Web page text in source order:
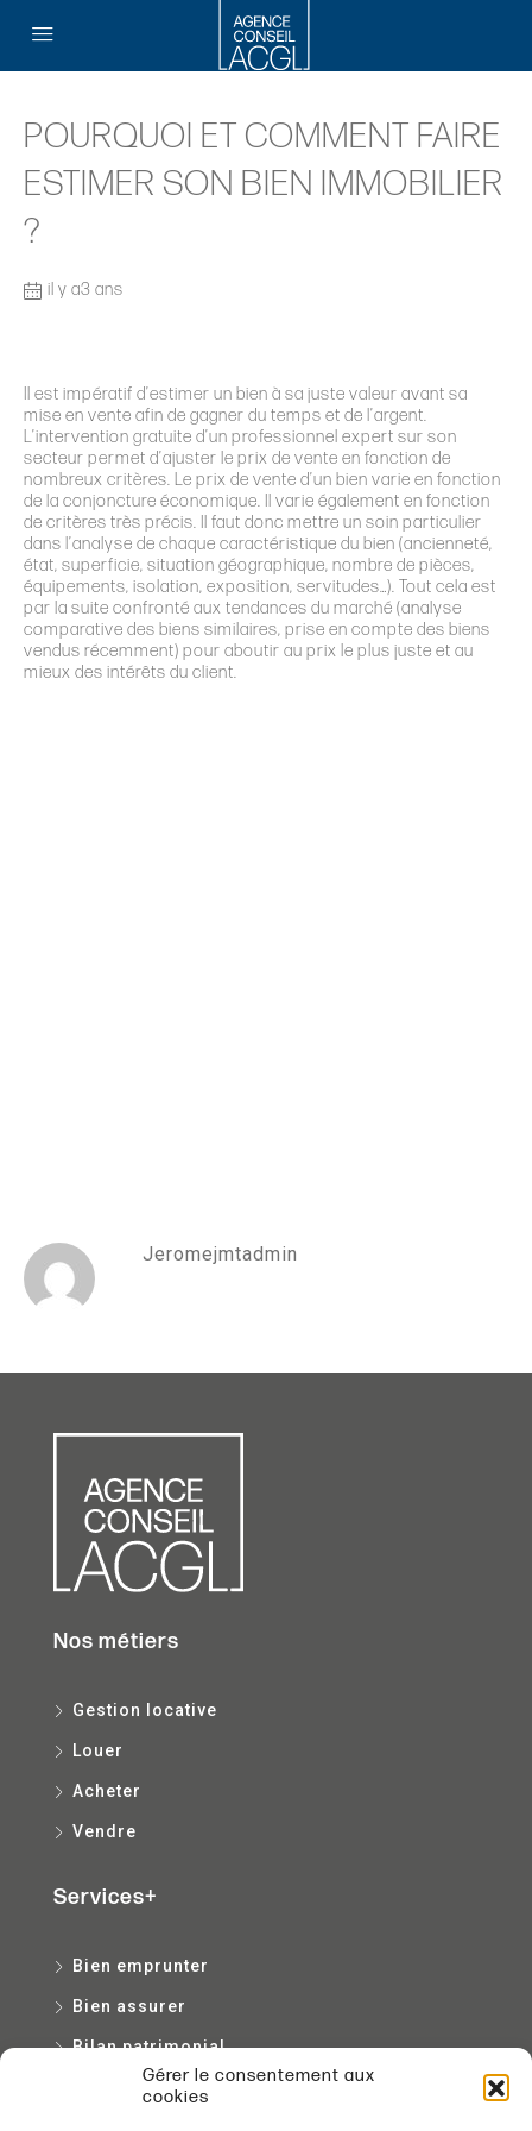
Gérer le consentement aux
cookies
POURQUOI ET COMMENT FAIRE
ESTIMER SON BIEN IMMOBILIER
?
il y a3 ans
Il est impératif d’estimer un bien à sa juste valeur avant sa
mise en vente afin de gagner du temps et de l’argent.
L’intervention gratuite d’un professionnel expert sur son
secteur permet d’ajuster le prix de vente en fonction de
nombreux critères. Le prix de vente d’un bien varie en fonction
de la conjoncture économique. Il varie également en fonction
de critères très précis. Il faut donc mettre un soin particulier
dans l’analyse de chaque caractéristique du bien (ancienneté,
état, superficie, situation géographique, nombre de pièces,
équipements, isolation, exposition, servitudes…). Tout cela est
par la suite confronté aux tendances du marché (analyse
comparative des biens similaires, prise en compte des biens
vendus récemment) pour aboutir au prix le plus juste et au
mieux des intérêts du client.
Jeromejmtadmin
Nos métiers
Gestion locative
Louer
Acheter
Vendre
Services+
Bien emprunter
Bien assurer
Bilan patrimonial
Bien entretenir